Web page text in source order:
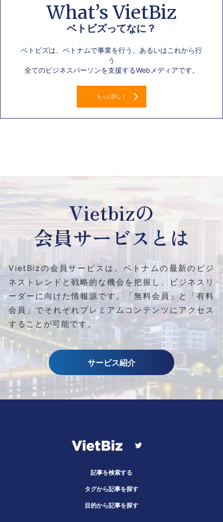
What’s VietBiz
ベトビズってなに？
ベトビズは、ベトナムで事業を行う、あるいはこれから行
う
全てのビジネスパーソンを支援するWebメディアです。
もっと詳しく
Vietbizの
会員サービスとは
VietBizの会員サービスは、ベトナムの最新のビジ
ネストレンドと戦略的な機会を把握し、ビジネスリ
ーダーに向けた情報源です。
「無料会員」と「有料
会員」でそれぞれプレミアムコンテンツにアクセス
することが可能です。
サービス紹介
記事を検索する
タグから記事を探す
目的から記事を探す